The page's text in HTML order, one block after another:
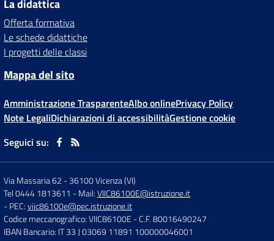
La didattica
Offerta formativa
Le schede didattiche
I progetti delle classi
Mappa del sito
Amministrazione TrasparenteAlbo onlinePrivacy Policy
Note LegaliDichiarazioni di accessibilitàGestione cookie
Seguici su:
Via Massaria 62 -36100 Vicenza (VI)
Tel 0444 1813611 - Mail:VIIC86100E@istruzione.it
- PEC:viic86100e@pec.istruzione.it
Codice meccanografico: VIIC86100E - C.F. 80016490247
IBAN Bancario: IT 33 J 03069 11891 100000046001